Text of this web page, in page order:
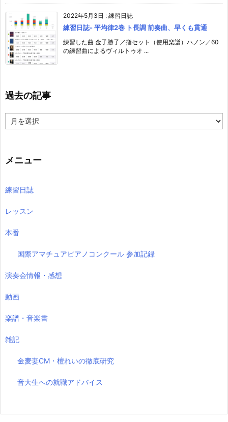
2022年5月3日 : 練習日誌
練習日誌- 平均律2巻 ト長調 前奏曲、早くも貫通
練習した曲 金子勝子／指セット（使用楽譜）ハノン／60
の練習曲によるヴィルトゥオ ...
過去の記事
去
事
メニュー
練習日誌
レッスン
本番
国際アマチュアピアノコンクール 参加記録
演奏会情報・感想
動画
楽譜・音楽書
雑記
金麦妻CM・檀れいの徹底研究
音大生への就職アドバイス